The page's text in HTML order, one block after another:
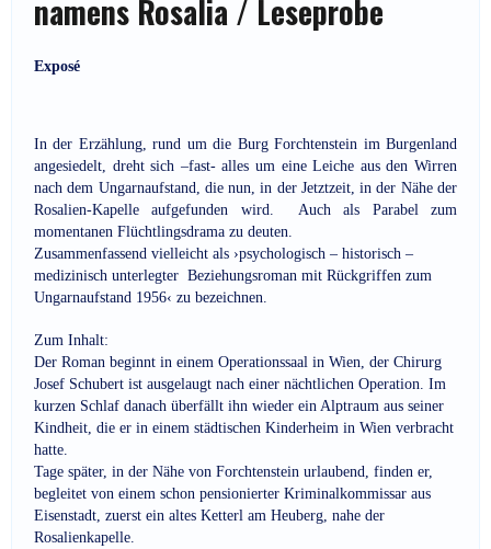
namens Rosalia / Leseprobe
Exposé
In der Erzählung, rund um die Burg Forchtenstein im Burgenland
angesiedelt, dreht sich –fast- alles um eine Leiche aus den Wirren
nach dem Ungarnaufstand, die nun, in der Jetztzeit, in der Nähe der
Rosalien-Kapelle aufgefunden wird. Auch als Parabel zum
momentanen Flüchtlingsdrama zu deuten.
Zusammenfassend vielleicht als ›psychologisch – historisch –
medizinisch unterlegter Beziehungsroman mit Rückgriffen zum
Ungarnaufstand 1956‹ zu bezeichnen.
Zum Inhalt:
Der Roman beginnt in einem Operationssaal in Wien, der Chirurg
Josef Schubert ist ausgelaugt nach einer nächtlichen Operation. Im
kurzen Schlaf danach überfällt ihn wieder ein Alptraum aus seiner
Kindheit, die er in einem städtischen Kinderheim in Wien verbracht
hatte.
Tage später, in der Nähe von Forchtenstein urlaubend, finden er,
begleitet von einem schon pensionierter Kriminalkommissar aus
Eisenstadt, zuerst ein altes Ketterl am Heuberg, nahe der
Rosalienkapelle.